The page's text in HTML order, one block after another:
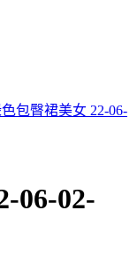
包臀裙美女 22-06-
06-02-